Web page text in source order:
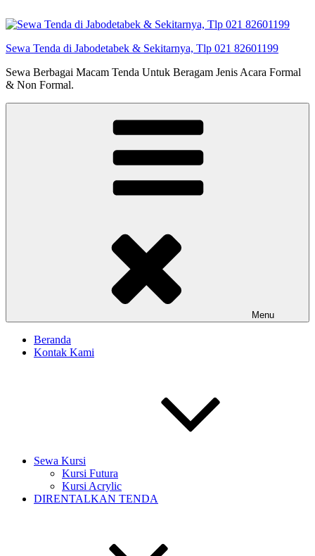
ke
Sewa Tenda di Jabodetabek & Sekitarnya, Tlp 021 82601199
Sewa Berbagai Macam Tenda Untuk Beragam Jenis Acara Formal
& Non Formal.
Menu
Beranda
Kontak Kami
Sewa Kursi
Kursi Futura
Kursi Acrylic
DIRENTALKAN TENDA